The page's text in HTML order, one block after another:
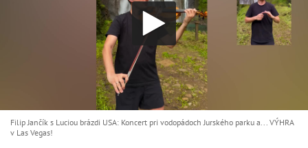
Filip Jančík s Luciou brázdi USA: Koncert pri vodopádoch Jurského parku a... VÝHRA
v Las Vegas!